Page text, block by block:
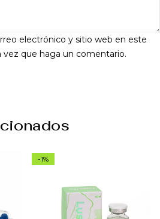
electrónico y sitio web en este
vez que haga un comentario.
-1%